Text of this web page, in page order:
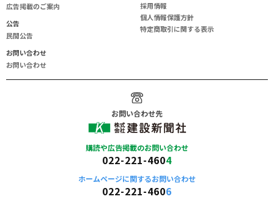
広告掲載のご案内
公告
民間公告
お問い合わせ
お問い合わせ
採用情報
個人情報保護方針
特定商取引に関する表示
お問い合わせ先
購読や広告掲載のお問い合わせ
022-221-4604
ホームページに関するお問い合わせ
022-221-4606